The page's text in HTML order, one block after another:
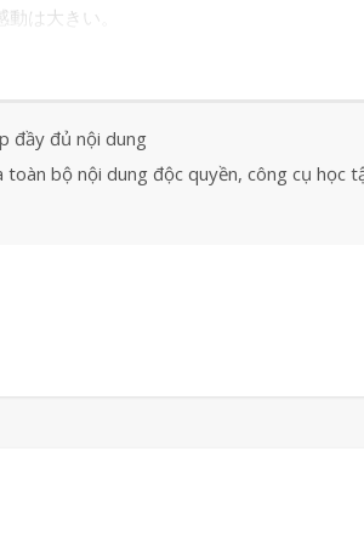
は大きい。
đầy đủ nội dung
bộ nội dung độc quyền, công cụ học